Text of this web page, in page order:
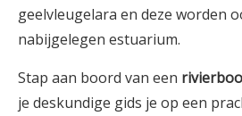
geelvleugelara en deze worden
nabijgelegen estuarium.
Stap aan boord van een
je deskundige gids je op een